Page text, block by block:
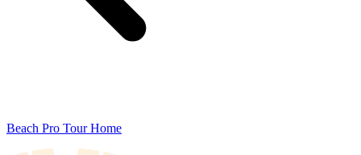
Beach Pro Tour Home